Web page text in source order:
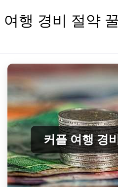
행 경비 절약
커플 여행 경